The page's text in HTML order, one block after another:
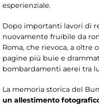
esperienziale.
Dopo importanti lavori di
nuovamente fruibile da
Roma, che rievoca, a oltre
pagine più buie e
bombardamenti aerei tra
La memoria storica del
un allestimento